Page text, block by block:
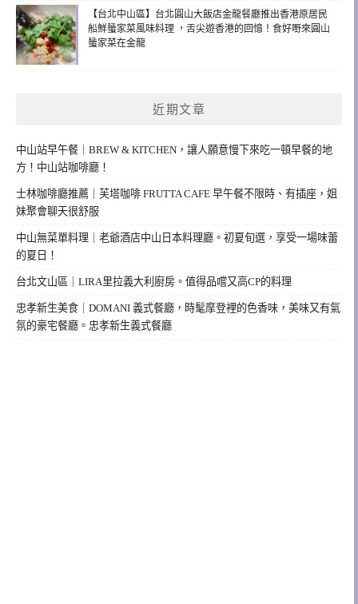
【台北中山區】台北圓山大飯店金龍餐廳推出香港原居民
船鮮蜑家菜風味料理 ，舌尖遊香港的回憶！食好嘢來圓山
蜑家菜在金龍
近期文章
中山站早午餐｜BREW & KITCHEN，讓人願意慢下來吃一頓早餐的地
方！中山站咖啡廳！
士林咖啡廳推薦｜芙塔咖啡 FRUTTA CAFE 早午餐不限時、有插座，姐
妹聚會聊天很舒服
中山無菜單料理｜老爺酒店中山日本料理廳。初夏旬選，享受一場味蕾
的夏日！
台北文山區｜LIRA里拉義大利廚房。值得品嚐又高CP的料理
忠孝新生美食｜DOMANI 義式餐廳，時髦摩登裡的色香味，美味又有氣
氛的豪宅餐廳。忠孝新生義式餐廳